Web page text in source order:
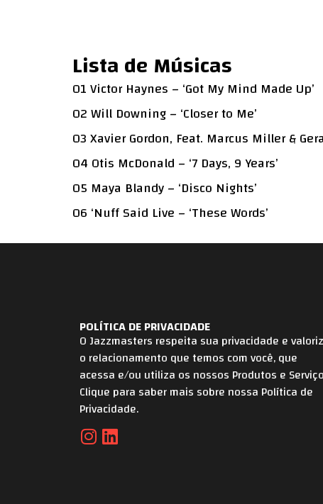
Lista de Músicas
01 Victor Haynes – ‘Got My Mind Made Up’
02 Will Downing – ‘Closer to Me’
03 Xavier Gordon, Feat. Marcus Miller &
04 Otis McDonald – ‘7 Days, 9 Years’
05 Maya Blandy – ‘Disco Nights’
06 ‘Nuff Said Live – ‘These Words’
POLÍTICA DE PRIVACIDADE
O Jazzmasters respeita sua privacidade e
o relacionamento que temos com você, que
acessa e/ou utiliza os nossos Produtos e
Clique para saber mais sobre nossa Política de
Privacidade.